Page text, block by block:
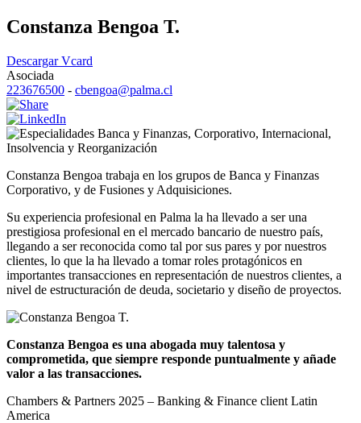
Constanza Bengoa T.
Descargar Vcard
Asociada
223676500 - cbengoa@palma.cl
Banca y Finanzas, Corporativo, Internacional,
Insolvencia y Reorganización
Constanza Bengoa trabaja en los grupos de Banca y Finanzas
Corporativo, y de Fusiones y Adquisiciones.
Su experiencia profesional en Palma la ha llevado a ser una
prestigiosa profesional en el mercado bancario de nuestro país,
llegando a ser reconocida como tal por sus pares y por nuestros
clientes, lo que la ha llevado a tomar roles protagónicos en
importantes transacciones en representación de nuestros clientes, a
nivel de estructuración de deuda, societario y diseño de proyectos.
Constanza Bengoa es una abogada muy talentosa y
comprometida, que siempre responde puntualmente y añade
valor a las transacciones.
Chambers & Partners 2025 – Banking & Finance client Latin
America